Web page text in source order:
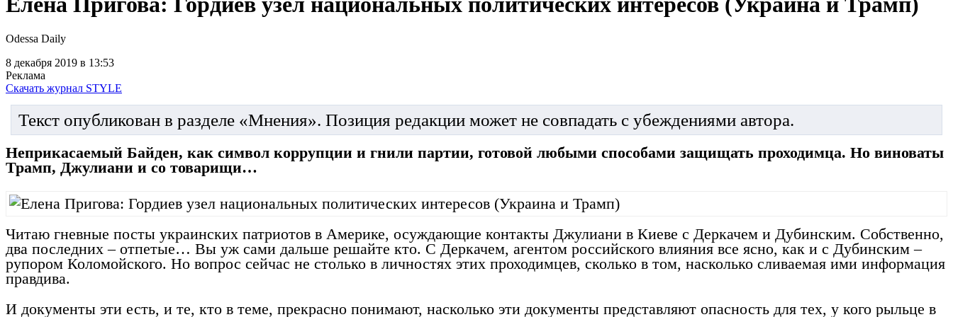
Odessa Daily
8 декабря 2019 в 13:53
Реклама
Скачать журнал STYLE
Текст опубликован в разделе «Мнения». Позиция редакции может не совпадать с убеждениями автора.
Неприкасаемый Байден, как символ коррупции и гнили партии, готовой любыми способами защищать проходимца. Но виноваты
Трамп, Джулиани и со товарищи…
Читаю гневные посты украинских патриотов в Америке, осуждающие контакты Джулиани в Киеве с Деркачем и Дубинским. Собственно,
два последних – отпетые… Вы уж сами дальше решайте кто. С Деркачем, агентом российского влияния все ясно, как и с Дубинским –
рупором Коломойского. Но вопрос сейчас не столько в личностях этих проходимцев, сколько в том, насколько сливаемая ими информация
правдива.
И документы эти есть, и те, кто в теме, прекрасно понимают, насколько эти документы представляют опасность для тех, у кого рыльце в